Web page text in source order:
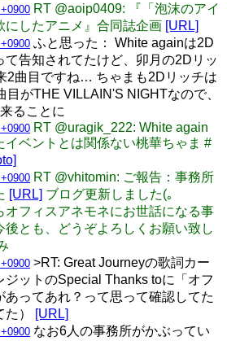
RT @aoip0409: 『「泡沫のアイ
にしたアニメ』合同誌企画 [URL]
ふと思った： White againは2D
て告知されてたけど、卯月の2Dリッ
2曲目ですね… ちゃまも2Dリッチは
目がTHE VILLAIN'S NIGHTなので、
ることに
RT @uragik_222: White again
イベントとは関係ない桃華ちゃま #
RT @vhitomin: ご報告：事務所
[URL] ブログ更新しました(｡
オフィスアネモネにお世話になる事
後とも、どうぞよろしくお願い致し
>RT: Great Journeyの歌詞カー
ジットのSpecial Thanks toに「オフ
あってあれ？って思って確認してた
た）
[URL]
なお6人の事務所がかぶってい